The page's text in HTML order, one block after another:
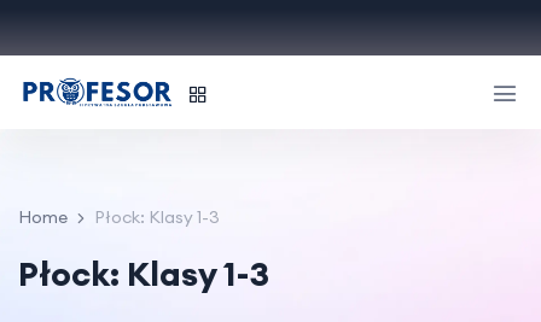
Home Płock: Klasy 1-3
Płock: Klasy 1-3